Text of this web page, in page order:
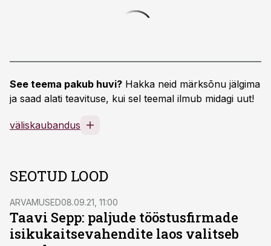
See teema pakub huvi? Hakka neid märksõnu jälgima
ja saad alati teavituse, kui sel teemal ilmub midagi uut!
väliskaubandus
SEOTUD LOOD
ARVAMUSED08.09.21, 11:00
Taavi Sepp: paljude tööstusfirmade
isikukaitsevahendite laos valitseb